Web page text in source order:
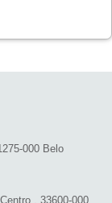
000 Belo
. 33600-000